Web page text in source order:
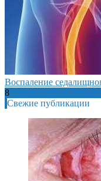
Воспаление
8
Свежие публикации